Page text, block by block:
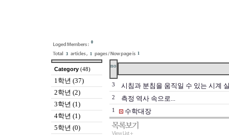
0
3 1 1
Category (48)
1학년 (37)
2학년 (2)
3학년 (1)
4학년 (1)
5학년 (0)
no
3 시침과 분침을 움직일 수 있는 시계
2 측정 역사 속으로...
1 수학대장